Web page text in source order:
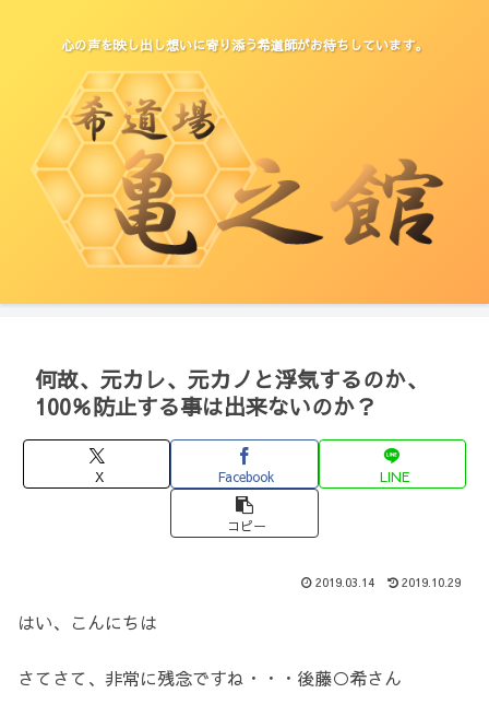
心の声を映し出し想いに寄り添う希道師がお待ちしています。
何故、元カレ、元カノと浮気するのか、
100％防止する事は出来ないのか？
X Facebook LINE
コピー
2019.03.14 2019.10.29
はい、こんにちは
さてさて、非常に残念ですね・・・後藤○希さん